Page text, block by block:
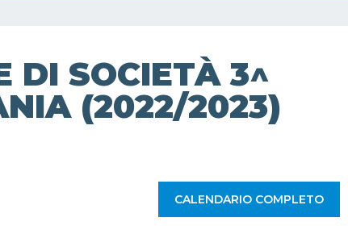
DI SOCIETÀ 3^
(2022/2023)
CALENDARIO COMPLETO